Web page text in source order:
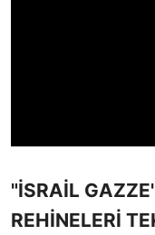
"İSRAİL
REHİNELERİ